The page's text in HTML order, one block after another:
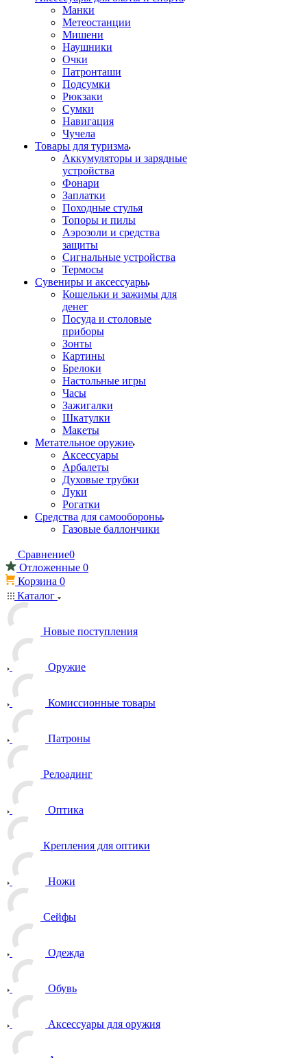
Манки
Метеостанции
Мишени
Наушники
Очки
Патронташи
Подсумки
Рюкзаки
Сумки
Навигация
Чучела
Товары для туризма
Аккумуляторы и зарядные
устройства
Фонари
Заплатки
Походные стулья
Топоры и пилы
Аэрозоли и средства
защиты
Сигнальные устройства
Термосы
Сувениры и аксессуары
Кошельки и зажимы для
денег
Посуда и столовые
приборы
Зонты
Картины
Брелоки
Настольные игры
Часы
Зажигалки
Шкатулки
Макеты
Метательное оружие
Аксессуары
Арбалеты
Духовые трубки
Луки
Рогатки
Средства для самообороны
Газовые баллончики
Сравнение0
Отложенные 0
Корзина 0
Каталог
Новые поступления
Оружие
Комиссионные товары
Патроны
Релоадинг
Оптика
Крепления для оптики
Ножи
Сейфы
Одежда
Обувь
Аксессуары для оружия